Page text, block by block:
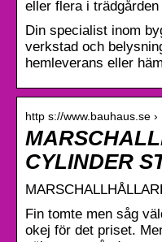
eller flera i
Din specialist inom
verkstad och
hemleverans eller
http s://www.bauhaus.se
CYLINDER
Fin tomte men såg
okej för det priset.